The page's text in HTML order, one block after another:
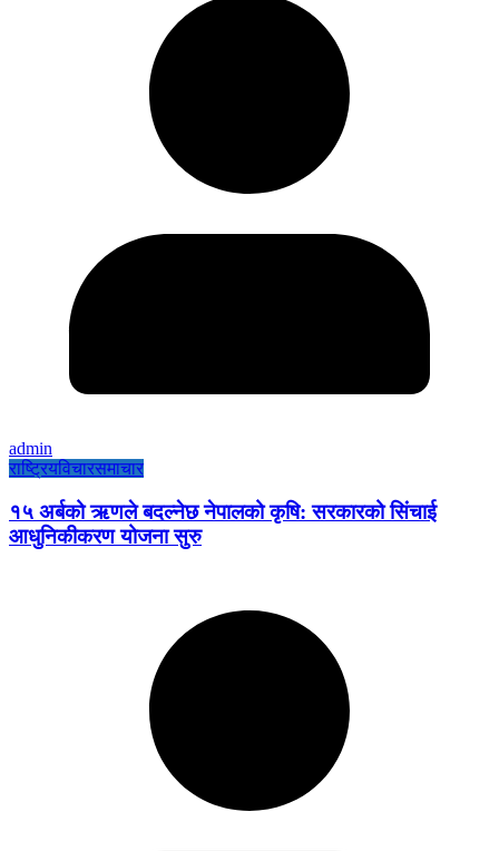
admin
राष्ट्रियविचारसमाचार
१५ अर्बको ऋणले बदल्नेछ नेपालको कृषि: सरकारको सिंचाई
आधुनिकीकरण योजना सुरु